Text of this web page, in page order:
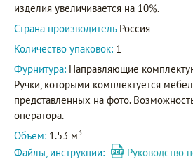
изделия увеличивается на 10%.
Страна производитель Россия
Количество упаковок: 1
Фурнитура: Направляющие
Ручки, которыми комплектуется
представленных на фото.
оператора.
Объем: 1.53 м3
Файлы, инструкции:
Руководство